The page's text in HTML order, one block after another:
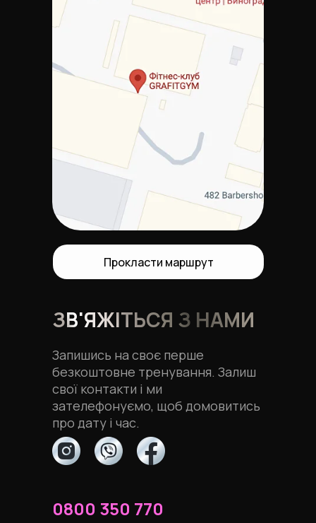
Прокласти маршрут
Запишись на своє перше
безкоштовне тренування. Залиш
свої контакти і ми
зателефонуємо, щоб домовитись
про дату і час.
ЗВ'ЯЖІТЬСЯ З НАМИ
0800 350 770